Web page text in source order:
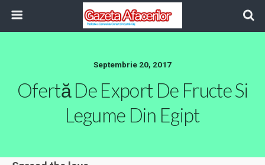
Septembrie 20, 2017
Ofertă De Export De Fructe Si
Legume Din Egipt